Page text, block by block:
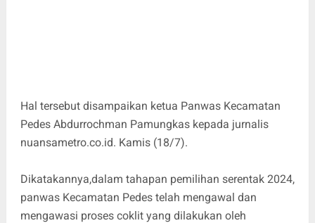
Hal tersebut disampaikan ketua Panwas Kecamatan
Pedes Abdurrochman Pamungkas kepada jurnalis
nuansametro.co.id. Kamis (18/7).
Dikatakannya,dalam tahapan pemilihan serentak 2024,
panwas Kecamatan Pedes telah mengawal dan
mengawasi proses coklit yang dilakukan oleh